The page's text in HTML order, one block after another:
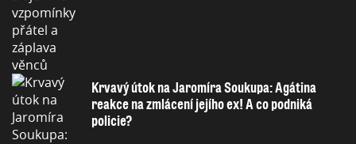
Krvavý útok na Jaromíra Soukupa: Agátina
reakce na zmlácení jejího ex! A co podniká
policie?